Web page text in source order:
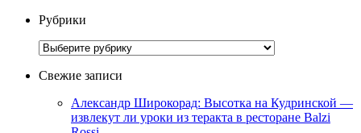
Рубрики
Рубрики
Свежие записи
Александр Широкорад: Высотка на Кудринской —
извлекут ли уроки из теракта в ресторане Balzi